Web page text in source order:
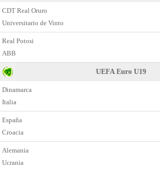
CDT Real Oruro
Universitario de Vinto
Real Potosi
ABB
UEFA Euro U19
Dinamarca
Italia
España
Croacia
Alemania
Ucrania